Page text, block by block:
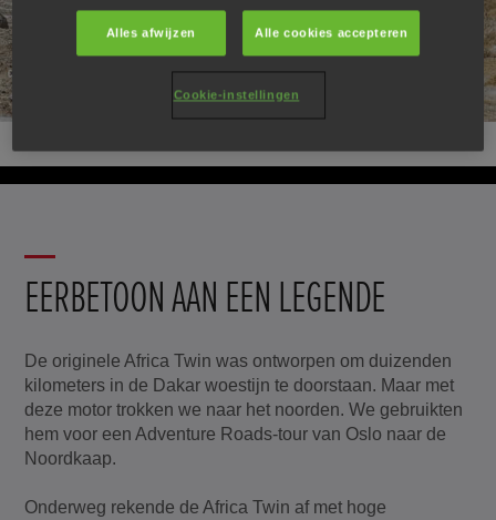
EERBETOON AAN EEN LEGENDE
De originele Africa Twin was ontworpen om duizenden
kilometers in de Dakar woestijn te doorstaan. Maar met
deze motor trokken we naar het noorden. We gebruikten
hem voor een Adventure Roads-tour van Oslo naar de
Noordkaap.
Onderweg rekende de Africa Twin af met hoge
Alles afwijzen Alle cookies accepteren
Cookie-instellingen